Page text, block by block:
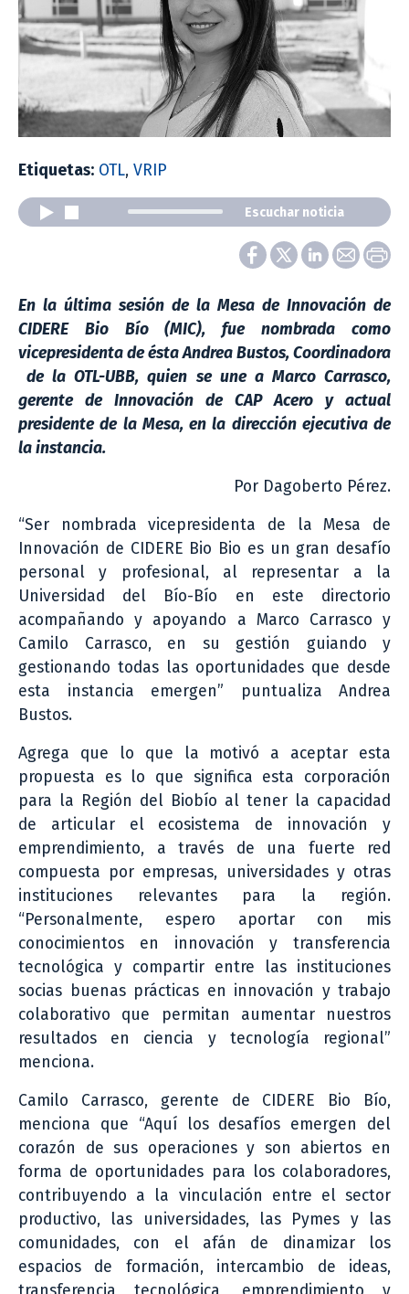
Etiquetas: OTL, VRIP
Escuchar noticia
En la última sesión de la Mesa de Innovación de
CIDERE Bio Bío (MIC), fue nombrada como
vicepresidenta de ésta Andrea Bustos, Coordinadora
de la OTL-UBB, quien se une a Marco Carrasco,
gerente de Innovación de CAP Acero y actual
presidente de la Mesa, en la dirección ejecutiva de
la instancia.
Por Dagoberto Pérez.
“Ser nombrada vicepresidenta de la Mesa de
Innovación de CIDERE Bio Bio es un gran desafío
personal y profesional, al representar a la
Universidad del Bío-Bío en este directorio
acompañando y apoyando a Marco Carrasco y
Camilo Carrasco, en su gestión guiando y
gestionando todas las oportunidades que desde
esta instancia emergen” puntualiza Andrea
Bustos.
Agrega que lo que la motivó a aceptar esta
propuesta es lo que significa esta corporación
para la Región del Biobío al tener la capacidad
de articular el ecosistema de innovación y
emprendimiento, a través de una fuerte red
compuesta por empresas, universidades y otras
instituciones relevantes para la región.
“Personalmente, espero aportar con mis
conocimientos en innovación y transferencia
tecnológica y compartir entre las instituciones
socias buenas prácticas en innovación y trabajo
colaborativo que permitan aumentar nuestros
resultados en ciencia y tecnología regional”
menciona.
Camilo Carrasco, gerente de CIDERE Bio Bío,
menciona que “Aquí los desafíos emergen del
corazón de sus operaciones y son abiertos en
forma de oportunidades para los colaboradores,
contribuyendo a la vinculación entre el sector
productivo, las universidades, las Pymes y las
comunidades, con el afán de dinamizar los
espacios de formación, intercambio de ideas,